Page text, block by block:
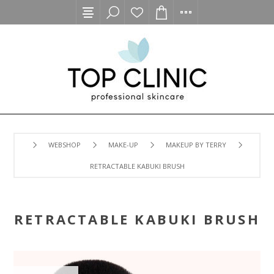
WEBSHOP MAKE-UP MAKEUP BY TERRY
RETRACTABLE KABUKI BRUSH
RETRACTABLE KABUKI BRUSH